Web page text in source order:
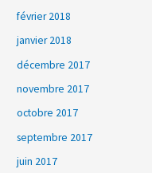
février 2018
janvier 2018
décembre 2017
novembre 2017
octobre 2017
septembre 2017
juin 2017